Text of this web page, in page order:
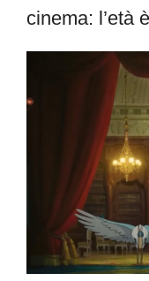
cinema: l’età